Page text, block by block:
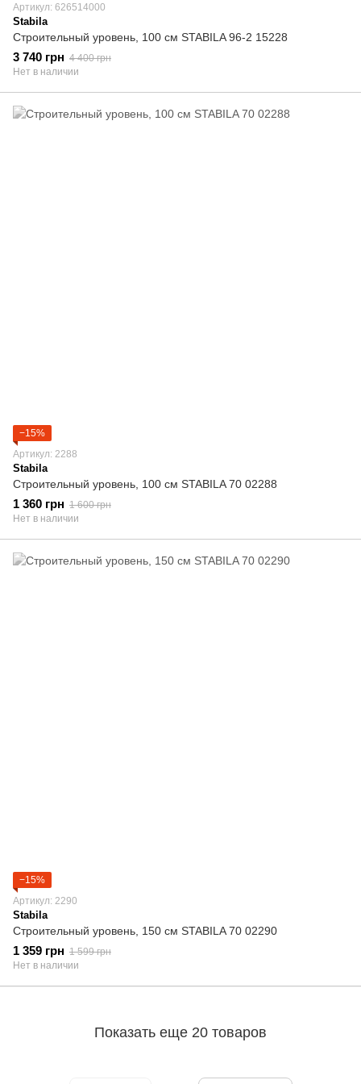
Артикул: 626514000
Stabila
Строительный уровень, 100 cм STABILA 96-2 15228
3 740 грн 4 400 грн
Нет в наличии
−15%
Артикул: 2288
Stabila
Строительный уровень, 100 cм STABILA 70 02288
1 360 грн 1 600 грн
Нет в наличии
−15%
Артикул: 2290
Stabila
Строительный уровень, 150 cм STABILA 70 02290
1 359 грн 1 599 грн
Нет в наличии
Показать еще 20 товаров